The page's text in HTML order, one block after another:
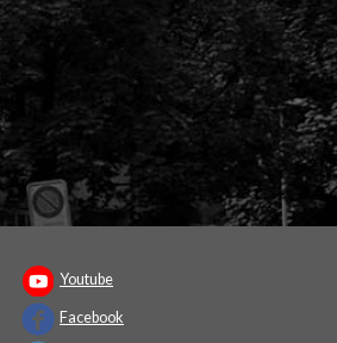
Youtube
Facebook